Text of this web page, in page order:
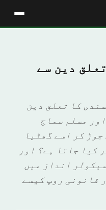
دین سے
کا تعلق دین
مسلم سماج
کر اسے گھٹیا
کیا جاتا ہے؟ اور
انداز میں
قانونی روپ کیسے